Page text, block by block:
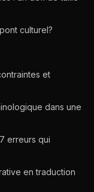
culturel?
et
dans une
erreurs qui
en traduction